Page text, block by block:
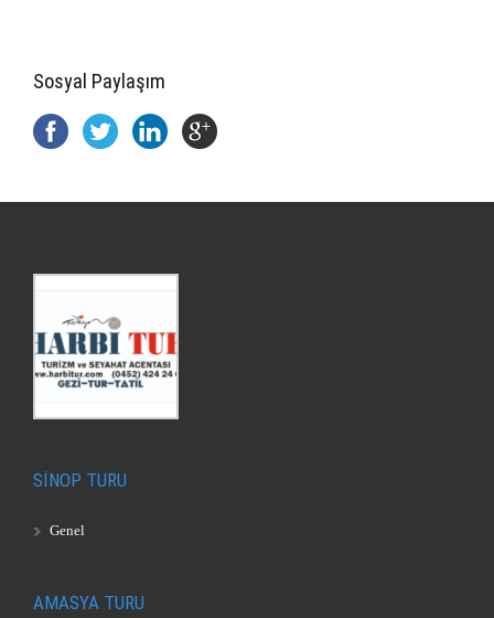
Sosyal Paylaşım
SİNOP TURU
Genel
AMASYA TURU